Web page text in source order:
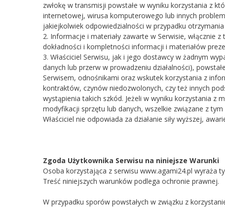
zwłokę w transmisji powstałe w wyniku korzystania z
internetowej, wirusa komputerowego lub innych
jakiejkolwiek odpowiedzialności w przypadku
2. Informacje i materiały zawarte w Serwisie, włącznie
dokładności i kompletności informacji i materiałów
3. Właściciel Serwisu, jak i jego dostawcy w żadnym
danych lub przerw w prowadzeniu działalności),
Serwisem, odnośnikami oraz wskutek korzystania z
kontraktów, czynów niedozwolonych, czy też innych
wystąpienia takich szkód. Jeżeli w wyniku korzystania z
modyfikacji sprzętu lub danych, wszelkie związane z
Właściciel nie odpowiada za działanie siły wyższej,
Zgoda Użytkownika Serwisu na niniejsze Warunki
Osoba korzystająca z serwisu www.agami24.pl wyraża
Treść niniejszych warunków podlega ochronie prawnej.
W przypadku sporów powstałych w związku z